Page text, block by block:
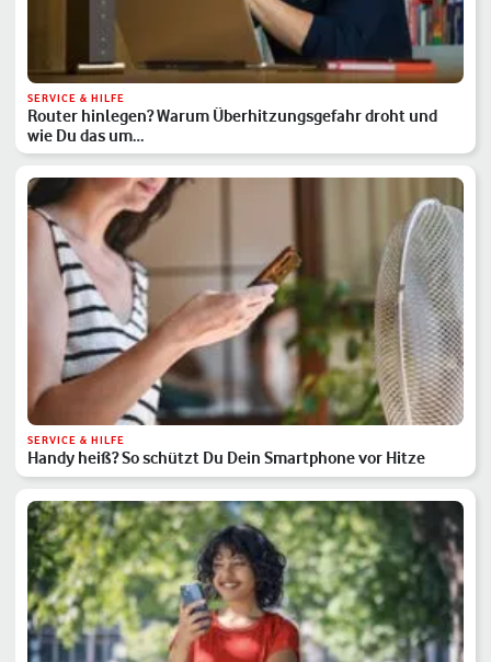
SERVICE & HILFE
Router hinlegen? Warum Überhitzungsgefahr droht und
wie Du das um…
SERVICE & HILFE
Handy heiß? So schützt Du Dein Smartphone vor Hitze